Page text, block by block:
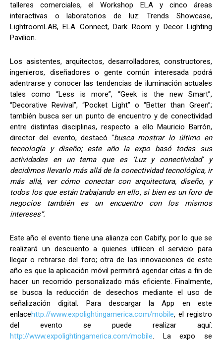
talleres comerciales, el Workshop ELA y cinco áreas
interactivas o laboratorios de luz: Trends Showcase,
LightroomLAB, ELA Connect, Dark Room y Decor Lighting
Pavilion.
Los asistentes, arquitectos, desarrolladores, constructores,
ingenieros, diseñadores o gente común interesada podrá
adentrarse y conocer las tendencias de iluminación actuales
tales como “Less is more”, “Geek is the new Smart”,
“Decorative Revival”, “Pocket Light” o “Better than Green”;
también busca ser un punto de encuentro y de conectividad
entre distintas disciplinas, respecto a ello Mauricio Barrón,
director del evento, destacó “busca mostrar lo último en
tecnología y diseño; este año la expo basó todas sus
actividades en un tema que es ‘Luz y conectividad’ y
decidimos llevarlo más allá de la conectividad tecnológica, ir
más allá, ver cómo conectar con arquitectura, diseño, y
todos los que están trabajando en ello, si bien es un foro de
negocios también es un encuentro con los mismos
intereses”.
Este año el evento tiene una alianza con Cabify, por lo que se
realizará un descuento a quienes utilicen el servicio para
llegar o retirarse del foro; otra de las innovaciones de este
año es que la aplicación móvil permitirá agendar citas a fin de
hacer un recorrido personalizado más eficiente. Finalmente,
se busca la reducción de desechos mediante el uso de
señalización digital. Para descargar la App en este
enlacehttp://www.expolightingamerica.com/mobile, el registro
del evento se puede realizar aquí:
http://www.expolightingamerica.com/mobile. La expo se